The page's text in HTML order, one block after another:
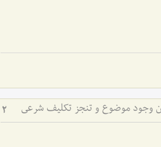
وجود موضوع و تنجز تکلیف شرعی 2